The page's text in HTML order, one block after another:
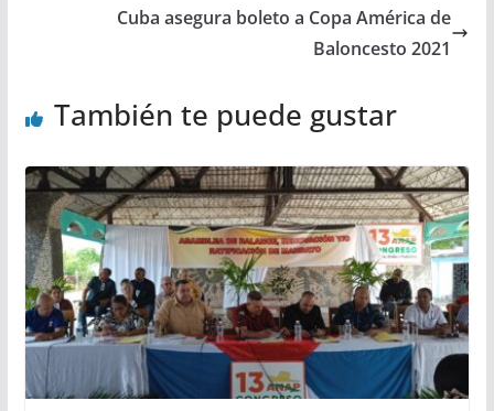
Cuba asegura boleto a Copa América de
Baloncesto 2021
También te puede gustar